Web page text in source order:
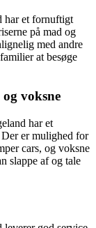
har et fornuftigt
på mad og
med andre
at besøge
voksne
har et
er mulighed for
cars, og voksne
slappe af og tale